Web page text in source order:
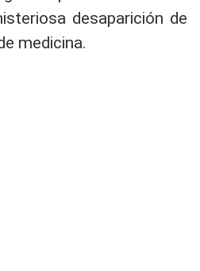
desaparición de
medicina.